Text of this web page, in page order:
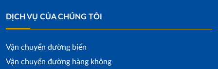
DỊCH VỤ CỦA CHÚNG TÔI
Vận chuyển đường biển
Vận chuyển đường hàng không